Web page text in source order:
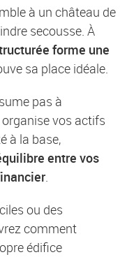
à un château de
secousse. À
forme une
sa place idéale.
pas à
vos actifs
à la base,
entre vos
.
ou des
comment
édifice